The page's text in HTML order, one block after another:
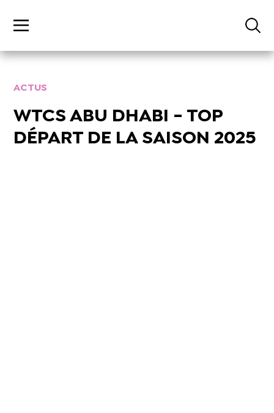
ACTUS
WTCS ABU DHABI - TOP
DÉPART DE LA SAISON 2025